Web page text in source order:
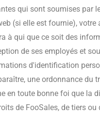
qui sont soumises par
(si elle est fournie), votre
à qui que ce soit des
de ses employés et
d'identification
une ordonnance du
en toute bonne foi que la
de FooSales, de tiers